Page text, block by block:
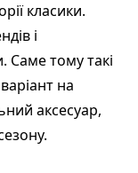
класики.
і
тому такі
на
аксесуар,